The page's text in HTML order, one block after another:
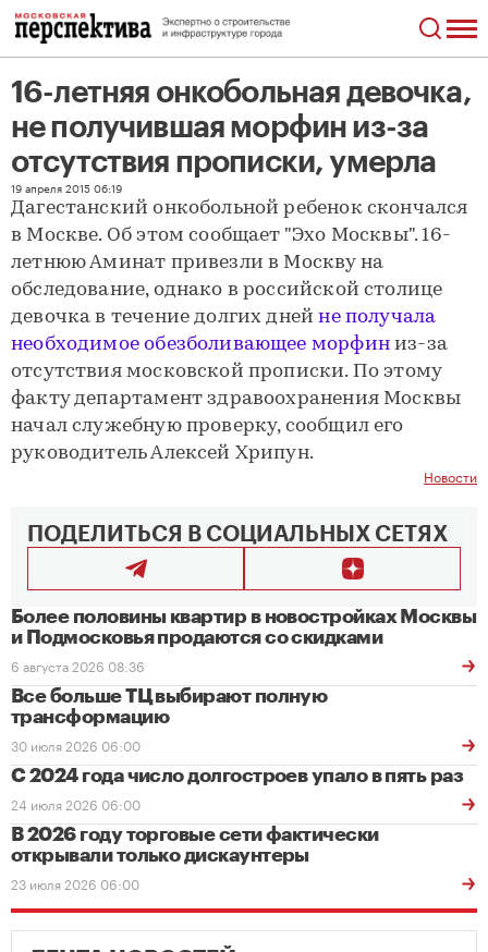
16-летняя онкобольная девочка,
не получившая морфин из-за
отсутствия прописки, умерла
19 апреля 2015 06:19
Дагестанский онкобольной ребенок скончался
в Москве. Об этом сообщает "Эхо Москвы". 16-
летнюю Аминат привезли в Москву на
обследование, однако в российской столице
девочка в течение долгих днейне получала
необходимое обезболивающее морфиниз-за
отсутствия московской прописки. По этому
факту департамент здравоохранения Москвы
начал служебную проверку, сообщил его
руководитель Алексей Хрипун.
Новости
ПОДЕЛИТЬСЯ В СОЦИАЛЬНЫХ СЕТЯХ
Более половины квартир в новостройках Москвы
и Подмосковья продаются со скидками
6 августа 2026 08:36
Все больше ТЦ выбирают полную
трансформацию
30 июля 2026 06:00
С 2024 года число долгостроев упало в пять раз
24 июля 2026 06:00
В 2026 году торговые сети фактически
открывали только дискаунтеры
23 июля 2026 06:00